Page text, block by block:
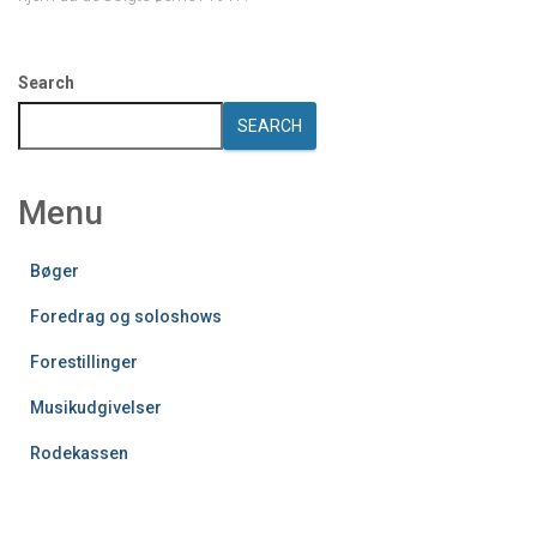
Search
SEARCH
Menu
Bøger
Foredrag og soloshows
Forestillinger
Musikudgivelser
Rodekassen